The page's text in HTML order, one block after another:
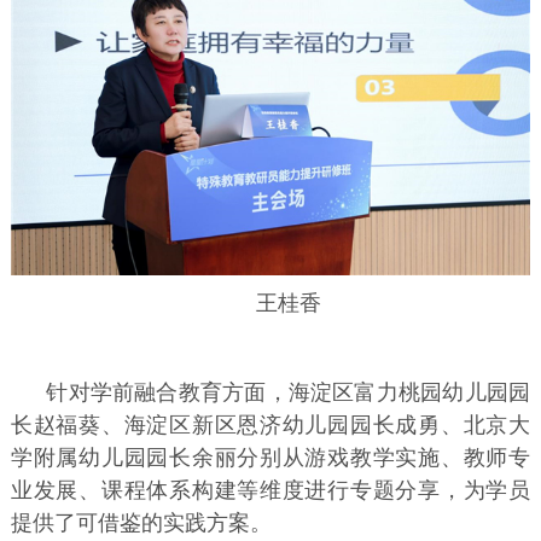
王桂香
针对学前融合教育方面，海淀区富力桃园幼儿园园
长赵福葵、海淀区新区恩济幼儿园园长成勇、北京大
学附属幼儿园园长余丽分别从游戏教学实施、教师专
业发展、课程体系构建等维度进行专题分享，为学员
提供了可借鉴的实践方案。